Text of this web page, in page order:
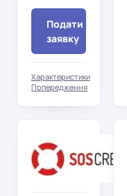
Подати
заявку
Характеристики
Попередження